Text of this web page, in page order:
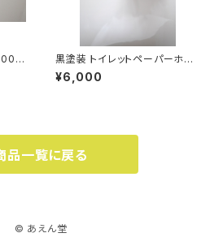
黒塗装 トイレットペーパーホル
ダー 左
¥6,000
品一覧に戻る
© あえん堂